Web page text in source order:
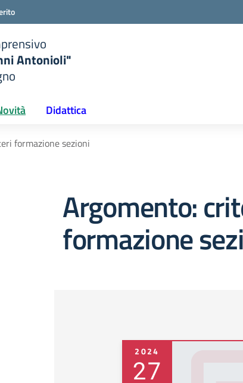
Antonioli"
Didattica
formazione sezioni
Argomento:
formazione
2024
27